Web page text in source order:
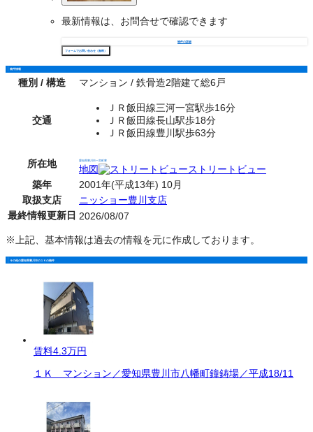
最新情報は、お問合せで確認できます
物件の詳細
フォームでお問い合わせ（無料）
物件情報
種別 / 構造 マンション / 鉄骨造2階建て総6戸
交通
ＪＲ飯田線三河一宮駅歩16分
ＪＲ飯田線長山駅歩18分
ＪＲ飯田線豊川駅歩63分
所在地 愛知県豊川市一宮町豊
地図
ストリートビュー
築年
2001年(平成13年) 10月
取扱支店
ニッショー豊川支店
最終情報更新日 2026/08/07
※上記、基本情報は過去の情報を元に作成しております。
その他の愛知県豊川市の１Ｋの物件
賃料4.3万円
１Ｋ マンション／愛知県豊川市八幡町鐘鋳場／平成18/11